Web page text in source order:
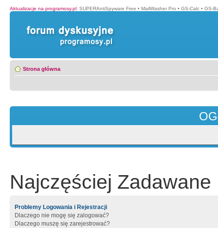
Aktualizacje na programosy.pl: SUPERAntiSpyware Free • MailWasher Pro • GS-Calc • GS-
Strona główna
Najczęściej Zadawane
Problemy Logowania i Rejestracji
Dlaczego nie mogę się zalogować?
Dlaczego muszę się zarejestrować?